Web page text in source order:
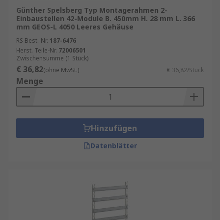
Kunststoff: Wird oft in Kombination mit
anderen Materialien verwendet, um Kosten
zu sparen und Designmöglichkeiten zu
erweitern.
Glas: Wird häufig für Seitenwände
verwendet, um einen Blick ins Innere des
Gehäuses zu ermöglichen und ästhetische
Kühlung und Luftstrom
Ein gut gestaltetes Gehäuse-Chassis fördert
Überhitzung kann die Leistung beeinträchtigen
und die Lebensdauer der Hardware verkürzen.
Hier sind einige Kühlmethoden:
Günther Spelsberg Typ Montagerahmen 2-
Einbaustellen 42-Module B. 450mm H. 28 mm L. 366
mm GEOS-L 4050 Leeres Gehäuse
RS Best.-Nr. 187-6476
Herst. Teile-Nr. 72006501
Zwischensumme (1 Stück)
€ 36,82(ohne MwSt.) € 36,82/Stück
Menge
Hinzufügen
Datenblätter